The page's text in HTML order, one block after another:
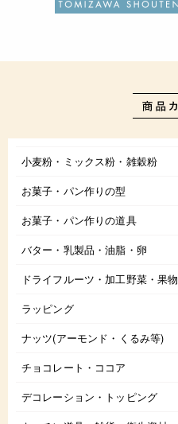
小麦粉・ミックス粉・雑穀粉
お菓子・パン作りの型
お菓子・パン作りの道具
バター・乳製品・油脂・卵
ドライフルーツ・加工野菜・果物
ラッピング
ナッツ(アーモンド・くるみ等)
チョコレート・ココア
デコレーション・トッピング